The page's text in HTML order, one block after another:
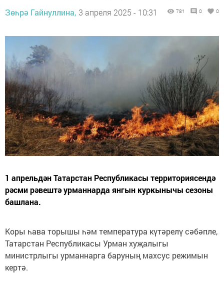
Зөһрә Гайнуллина, 3 апреля 2025 - 10:31 781 0 0
1 апрельдән Татарстан Республикасы территориясендә
рәсми рәвештә урманнарда янгын куркынычы сезоны
башлана.
Коры һава торышы һәм температура күтәрелү сәбәпле,
Татарстан Республикасы Урман хуҗалыгы
министрлыгы урманнарга баруның махсус режимын
кертә.